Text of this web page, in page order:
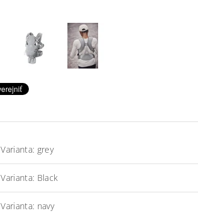
Varianta: grey
Varianta: Black
Varianta: navy